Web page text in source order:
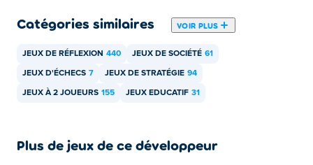
Catégories similaires VOIR PLUS
JEUX DE RÉFLEXION 440 JEUX DE SOCIÉTÉ 61
JEUX D'ÉCHECS 7 JEUX DE STRATÉGIE 94
JEUX À 2 JOUEURS 155 JEUX EDUCATIF 31
Plus de jeux de ce développeur